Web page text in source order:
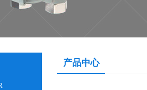
产品中心